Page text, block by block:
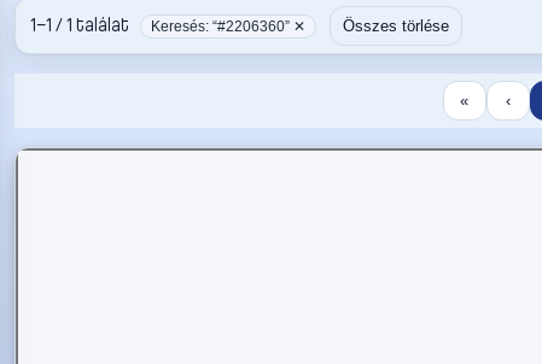
1–1 / 1 találat Keresés: “#2206360” ✕ Összes törlése
« ‹